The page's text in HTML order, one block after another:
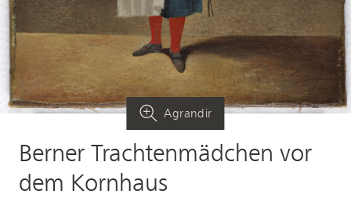
Agrandir
Berner Trachtenmädchen vor
dem Kornhaus